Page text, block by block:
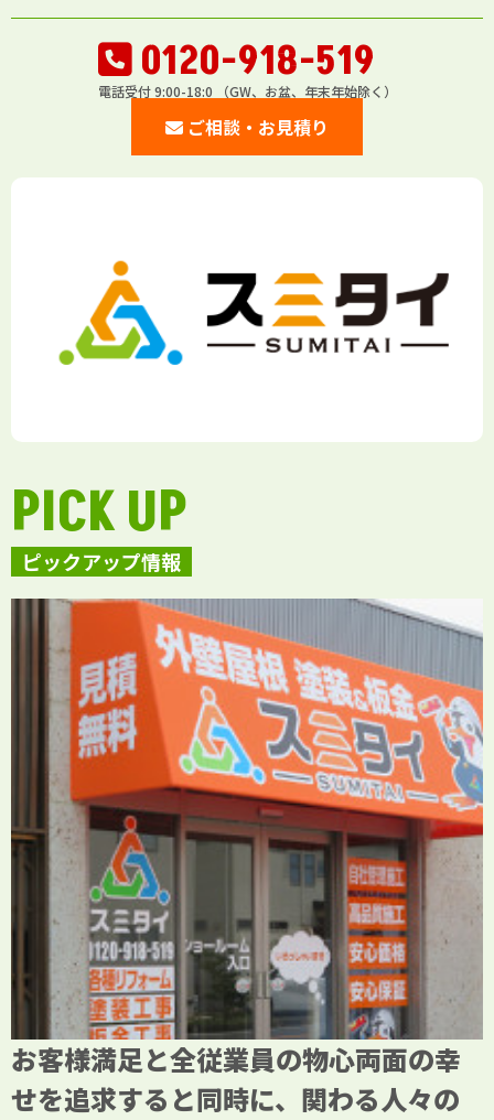
0120-918-519
電話受付 9:00-18:0 （GW、お盆、年末年始除く）
ご相談・お見積り
ピックアップ情報
PICK UP
お客様満足と全従業員の物心両面の幸
せを追求すると同時に、関わる人々の